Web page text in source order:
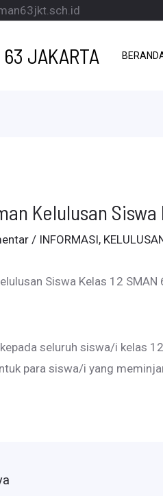
63 JAKARTA
Kelulusan
/ INFORMASI,
Siswa Kelas 12
seluruh siswa/i kelas
para siswa/i yang